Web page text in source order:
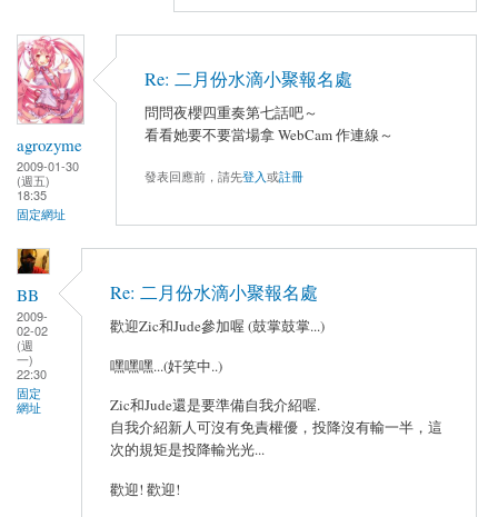
agrozyme
2009-01-30
(週五)
18:35
固定網址
Re: 二月份水滴小聚報名處
問問夜櫻四重奏第七話吧～
看看她要不要當場拿 WebCam 作連線～
發表回應前，請先登入或註冊
BB
2009-
02-02
(週
一)
22:30
固定
網址
Re: 二月份水滴小聚報名處
歡迎Zic和Jude參加喔 (鼓掌鼓掌...)
嘿嘿嘿...(奸笑中..)
Zic和Jude還是要準備自我介紹喔.
自我介紹新人可沒有免責權優，投降沒有輸一半，這
次的規矩是投降輸光光...
歡迎! 歡迎!